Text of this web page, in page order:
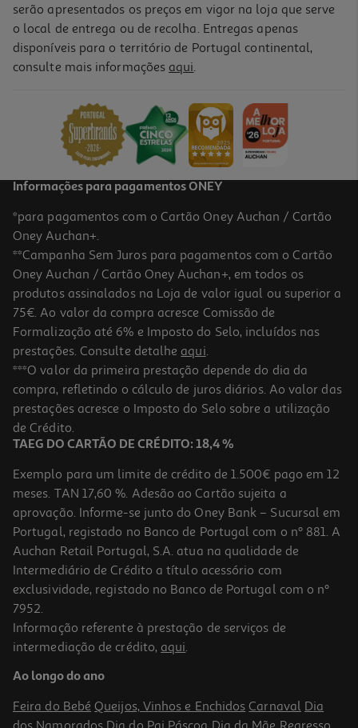
2.5
Auriculares Qilive 887217 C/micro Branco Q.1666
3.9
Auriculares Qilive Preto Q.1335 136838
3.99 €/un
3,99 €
Auriculares 2 Em 1 Qilive 600144902 Kit Mãos Livres
7.99 €/un
7,99 €
serão apresentados os preços em vigor na loja que serve
o local de entrega ou de recolha. Entregas apenas
disponíveis para o território de Portugal continental,
consulte mais informações aqui.
Informações para pagamentos ONEY
*para pagamentos com o Cartão Oney Auchan / Cartão
Oney Auchan+.
**Campanha Sem Juros para pagamentos com o Cartão
Oney Auchan / Cartão Oney Auchan+, em todos os
produtos assinalados na Loja de valor igual ou superior a
75€. Ao valor da compra acresce Comissão de
Formalização até 6% e Imposto do Selo, incluídos nas
prestações. Consulte detalhe aqui.
***O valor da primeira prestação depende do dia da
compra, refletindo o cálculo de juros diários. Ao valor das
prestações acresce o Imposto do Selo sobre a utilização
de Crédito.
TAEG DO CARTÃO DE CRÉDITO: 18,4 %
Exemplo para um limite de crédito de 1.500€ pago em 12
meses. TAN 17,60 %. Adesão ao Cartão sujeita a
aprovação. Informe-se junto do Oney Bank – Sucursal em
Portugal, registado no Banco de Portugal com o nº 881. A
Auchan Retail Portugal, S.A. atua na qualidade de
Intermediário de Crédito a título acessório com
exclusividade, registado no Banco de Portugal com o nº
7952.
Informação referente à prestação de serviços de
intermediação de crédito, aqui.
Ao longo do ano
Feira do Bebé Queijos, Vinhos e Enchidos Carnaval Dia